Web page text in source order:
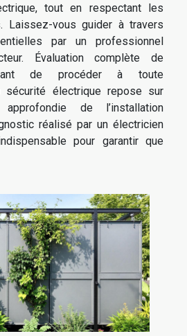
tout en respectant les
Laissez-vous guider à travers
par un professionnel
Évaluation complète de
de procéder à toute
sécurité électrique repose sur
de l’installation
réalisé par un électricien
pour garantir que